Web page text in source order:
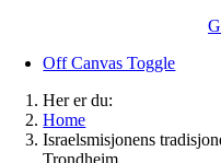
Off Canvas Toggle
Her er du:
Home
Israelsmisjonens
Trondheim.